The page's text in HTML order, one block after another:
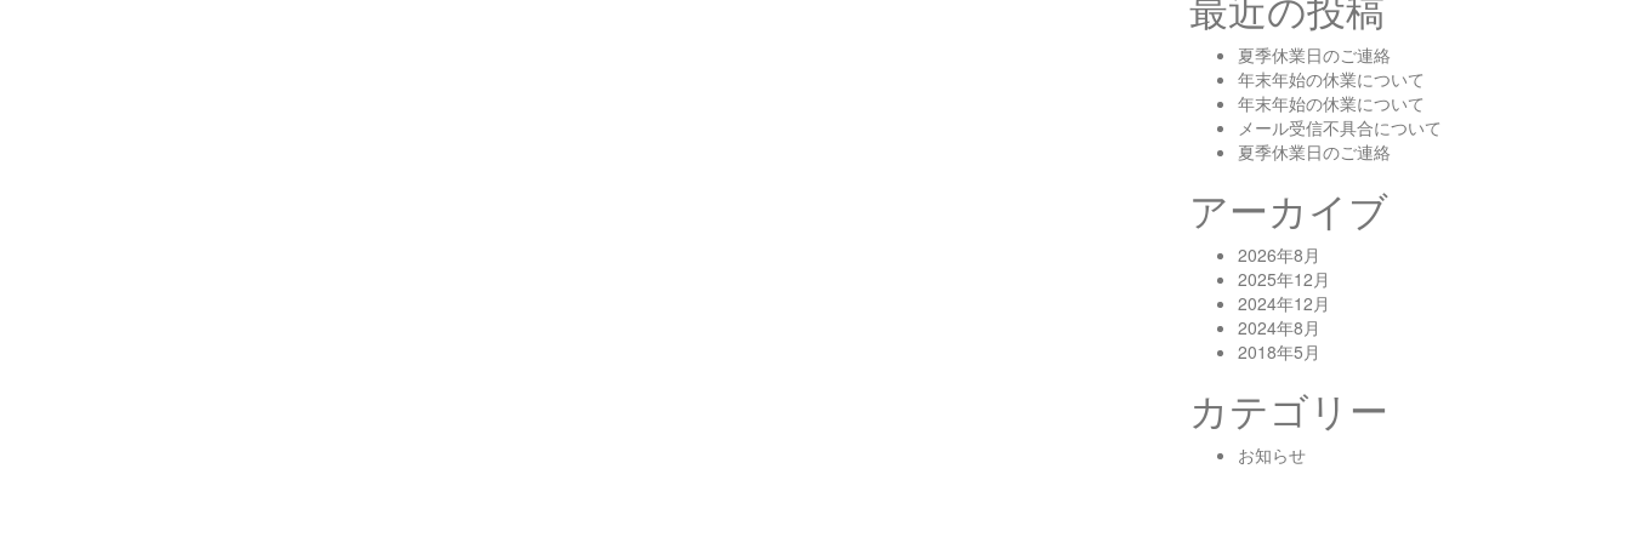
夏季休業日のご連絡
年末年始の休業について
年末年始の休業について
メール受信不具合について
夏季休業日のご連絡
アーカイブ
2026年8月
2025年12月
2024年12月
2024年8月
2018年5月
カテゴリー
お知らせ